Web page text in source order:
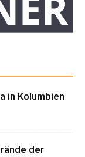
in Kolumbien
der